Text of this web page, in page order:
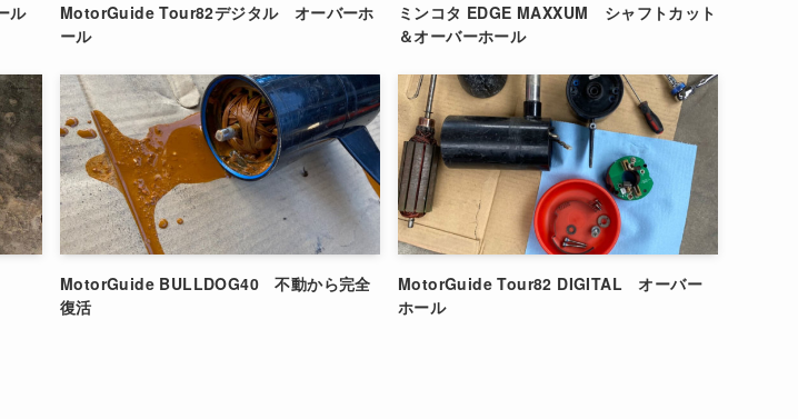
ル
MotorGuide Tour82デジタル オーバーホ
ール
ミンコタ EDGE MAXXUM シャフトカット
＆オーバーホール
MotorGuide BULLDOG40 不動から完全
復活
MotorGuide Tour82 DIGITAL オーバー
ホール